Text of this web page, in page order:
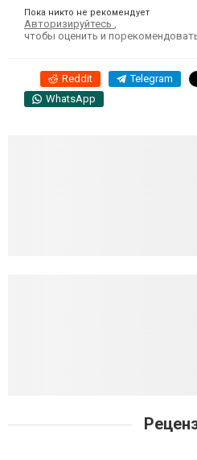
Пока никто не рекомендует
Авторизируйтесь
чтобы оценить и
Reddit Telegram
WhatsApp